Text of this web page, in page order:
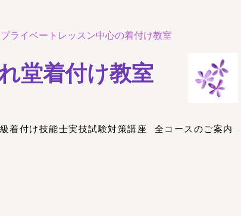
プライベートレッスン中心の着付け教室
堂着付け教室
着付け技能士実技試験対策講座 全コースのご案内